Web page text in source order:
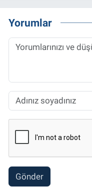
Yorumlar
Gönder